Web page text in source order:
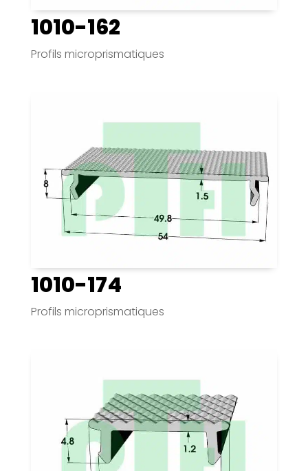
1010-162
Profils microprismatiques
1010-174
Profils microprismatiques